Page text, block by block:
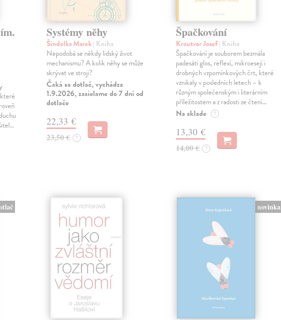
Systémy něhy
Šindelka Marek| Kniha
Nepodobá se někdy lidský život
mechanismu? A kolik něhy se může
skrývat ve stroji?
Čaká sa dotlač, vychádza
1.9.2026, zasielame do 7 dní od
dotlače
22,33 €
23,50 € ?
Špačkování
Kroutvor Josef| Kniha
Špačkování je souborem bezmála
padesáti glos, reflexí, mikroesejí i
drobných vzpomínkových črt, které
vznikaly v posledních letech – k
různým společenským i literárním
příležitostem a z radosti ze čtení…
Na sklade ?
13,30 €
14,00 € ?
novinka